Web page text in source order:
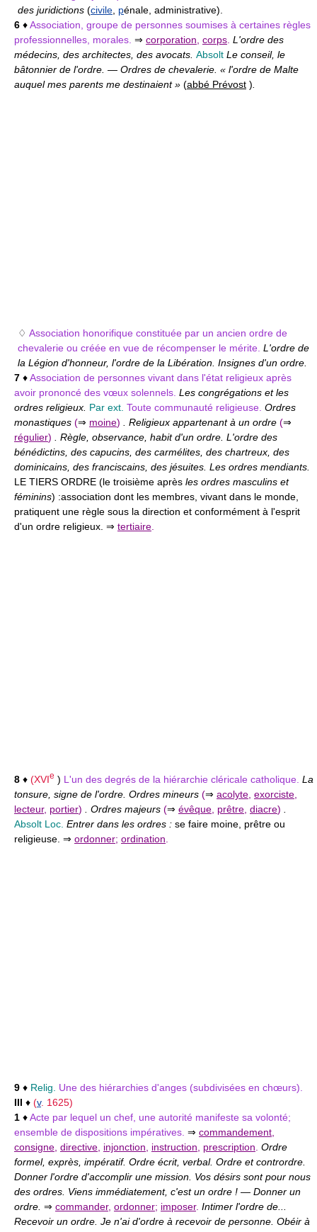
des juridictions (civile pénale, administrative).
6 ♦Association, groupe de personnes soumises à certaines règles
professionnelles, morales. ⇒ corporation corps L'ordre des
médecins, des architectes, des avocats. Absolt Le conseil, le
bâtonnier de l'ordre. — Ordres de chevalerie. « l'ordre de Malte
auquel mes parents me destinaient » (abbé Prévost )
♢ Association honorifique constituée par un ancien ordre de
chevalerie ou créée en vue de récompenser le mérite. L'ordre de
la Légion d'honneur, l'ordre de la Libération. Insignes d'un ordre.
7 ♦Association de personnes vivant dans l'état religieux après
avoir prononcé des vœux solennels. Les congrégations et les
ordres religieux. Par ext. Toute communauté religieuse. Ordres
monastiques (⇒ moine) . Religieux appartenant à un ordre (⇒
régulier) . Règle, observance, habit d'un ordre. L'ordre des
bénédictins, des capucins, des carmélites, des chartreux, des
dominicains, des franciscains, des jésuites. Les ordres mendiants.
LE TIERS ORDRE (le troisième après les ordres masculins et
féminins) :association dont les membres, vivant dans le monde,
pratiquent une règle sous la direction et conformément à l'esprit
d'un ordre religieux. ⇒ tertiaire
8 ♦ (XVIe ) L'un des degrés de la hiérarchie cléricale catholique. La
tonsure, signe de l'ordre. Ordres mineurs (⇒ acolyte exorciste
lecteur, portier) . Ordres majeurs (⇒ évêque prêtre diacre)
Absolt Loc. Entrer dans les ordres : se faire moine, prêtre ou
religieuse. ⇒ ordonner; ordination
9 ♦ Relig.
Une des hiérarchies d'anges (subdivisées en chœurs).
III ♦ (v. 1625)
1 ♦Acte par lequel un chef, une autorité manifeste sa volonté;
ensemble de dispositions impératives. ⇒ commandement
consigne directive injonction instruction prescription Ordre
formel, exprès, impératif. Ordre écrit, verbal. Ordre et contrordre.
Donner l'ordre d'accomplir une mission. Vos désirs sont pour nous
des ordres. Viens immédiatement, c'est un ordre ! — Donner un
ordre. ⇒ commander, ordonner; imposer. Intimer l'ordre de...
Recevoir un ordre. Je n'ai d'ordre à recevoir de personne. Obéir à